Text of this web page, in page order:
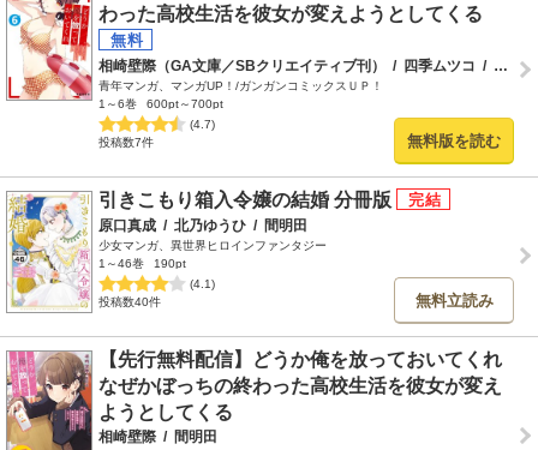
わった高校生活を彼女が変えようとしてくる
相崎壁際（GA文庫／SBクリエイティブ刊） / 四季ムツコ /
青年マンガ、マンガUP！/ガンガンコミックスＵＰ！
1～6巻
600pt～700pt
(4.7)
投稿数7件
無料版を読む
引きこもり箱入令嬢の結婚 分冊版
原口真成 / 北乃ゆうひ / 間明田
少女マンガ、異世界ヒロインファンタジー
1～46巻
190pt
(4.1)
投稿数40件
無料立読み
【先行無料配信】どうか俺を放っておいてくれ
なぜかぼっちの終わった高校生活を彼女が変え
ようとしてくる
相崎壁際 / 間明田